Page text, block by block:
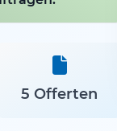
5 Offerten